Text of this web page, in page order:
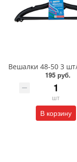
195 руб.
шт
В корзину